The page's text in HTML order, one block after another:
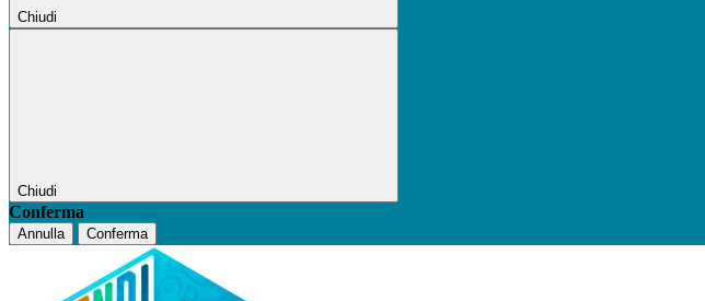
Chiudi
Chiudi
Conferma
Annulla Conferma